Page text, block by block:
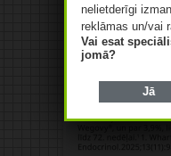
nelietderīgi
reklāmas un/vai
Vai esat
jomā?
Jā